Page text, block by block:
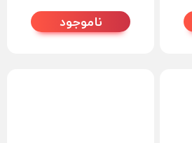
ناموجود